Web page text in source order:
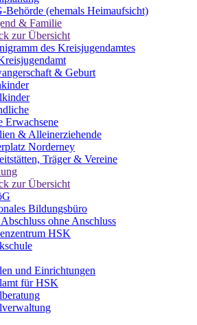
Behörde (ehemals Heimaufsicht)
& Familie
zur Übersicht
des Kreisjugendamtes
& Geburt
Erwachsene
& Alleinerziehende
Norderney
Träger & Vereine
zur Übersicht
Bildungsbüro
ohne Anschluss
HSK
und Einrichtungen
für HSK